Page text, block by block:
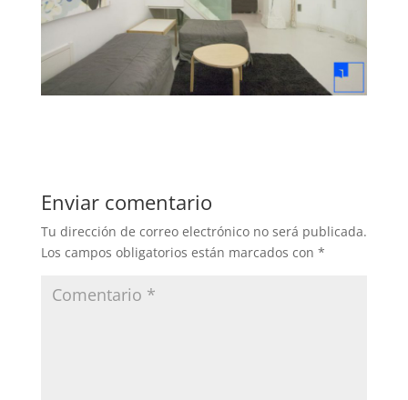
Enviar comentario
Tu dirección de correo electrónico no será publicada.
Los campos obligatorios están marcados con *